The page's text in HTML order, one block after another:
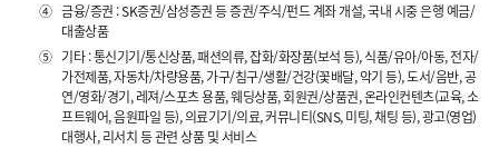
④ 금융/증권 : SK증권/삼성증권 등 증권/주식/펀드 계좌 개설, 국내 시중 은행 예금/
대출상품
⑤ 기타 : 통신기기/통신상품, 패션의류, 잡화/화장품(보석 등), 식품/유아/아동, 전자/
가전제품, 자동차/차량용품, 가구/침구/생활/건강(꽃배달, 악기 등), 도서/음반, 공
연/영화/경기, 레져/스포츠 용품, 웨딩상품, 회원권/상품권, 온라인컨텐츠(교육, 소
프트웨어, 음원파일 등), 의료기기/의료, 커뮤니티(SNS, 미팅, 채팅 등), 광고(영업)
대행사, 리서치 등 관련 상품 및 서비스